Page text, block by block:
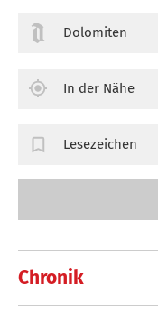
Chronik
Dolomiten
In der Nähe
Lesezeichen